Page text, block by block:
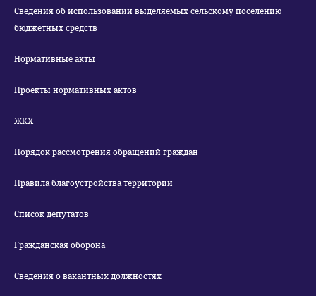
Сведения об использовании выделяемых сельскому поселению
бюджетных средств
Нормативные акты
Проекты нормативных актов
ЖКХ
Порядок рассмотрения обращений граждан
Правила благоустройства территории
Список депутатов
Гражданская оборона
Сведения о вакантных должностях